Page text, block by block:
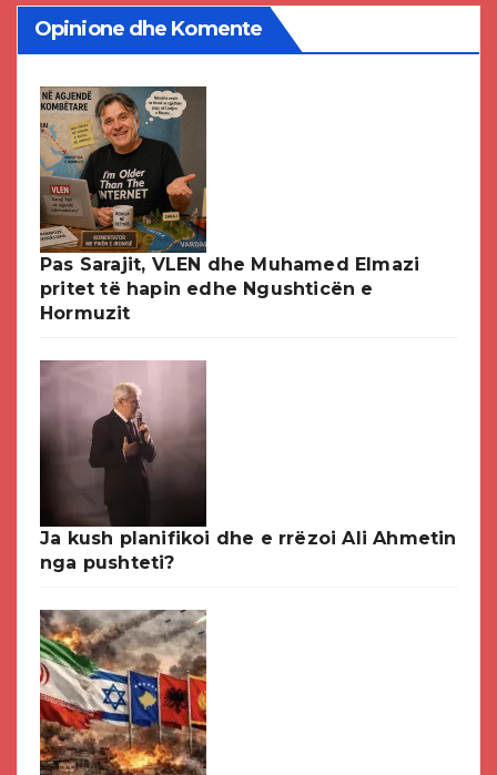
Opinione dhe Komente
Pas Sarajit, VLEN dhe Muhamed Elmazi
pritet të hapin edhe Ngushticën e
Hormuzit
Ja kush planifikoi dhe e rrëzoi Ali Ahmetin
nga pushteti?